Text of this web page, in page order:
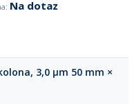
Na dotaz
3,0 µm 50 mm ×